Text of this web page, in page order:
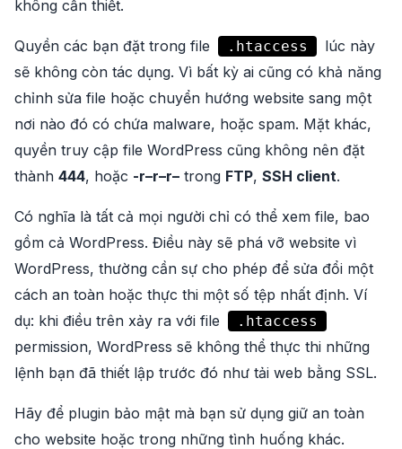
không cần thiết.
Quyền các bạn đặt trong file .htaccess
lúc này
sẽ không còn tác dụng. Vì bất kỳ ai cũng có khả năng
chỉnh sửa file hoặc chuyển hướng website sang một
nơi nào đó có chứa malware, hoặc spam. Mặt khác,
quyền truy cập file WordPress cũng không nên đặt
thành 444, hoặc -r–r–r– trong FTP, SSH client.
Có nghĩa là tất cả mọi người chỉ có thể xem file, bao
gồm cả WordPress. Điều này sẽ phá vỡ website vì
WordPress, thường cần sự cho phép để sửa đổi một
cách an toàn hoặc thực thi một số tệp nhất định. Ví
dụ: khi điều trên xảy ra với file .htaccess
permission, WordPress sẽ không thể thực thi những
lệnh bạn đã thiết lập trước đó như tải web bằng SSL.
Hãy để plugin bảo mật mà bạn sử dụng giữ an toàn
cho website hoặc trong những tình huống khác.